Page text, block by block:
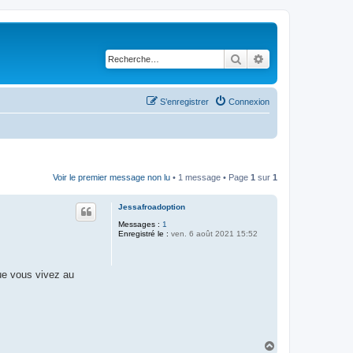
Rechercher
Connexion
S’enregistrer
Voir le premier message non lu • 1 message • Page 1 sur 1
Jessafroadoption
Messages : 1
Enregistré le : ven. 6 août 2021 15:52
vous vivez au